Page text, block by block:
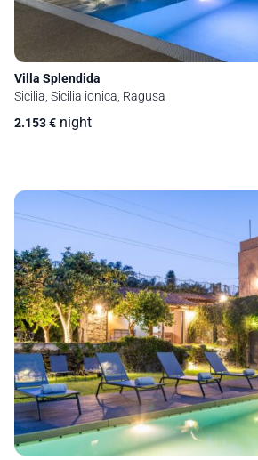
Villa Splendida
Sicilia, Sicilia ionica, Ragusa
2.153€ night